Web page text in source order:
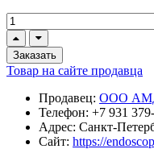
Заказать
Товар на сайте продавца
Продавец: ООО
Телефон: +7 931
Адрес: Санкт-
Сайт: https://